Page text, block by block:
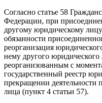
Согласно статье 58
Федерации, при
другому юридическому
обязанности
реорганизация
нему другого юридического
реорганизованным с
государственный реестр
прекращении деятельности
лица (пункт 4 статьи 57).